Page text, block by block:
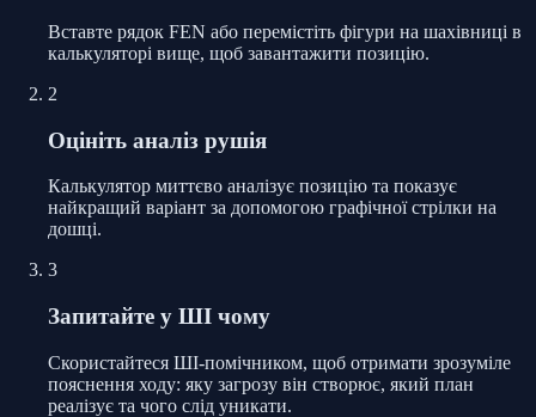
Вставте рядок FEN або перемістіть фігури на шахівниці в
калькуляторі вище, щоб завантажити позицію.
2
Оцініть аналіз рушія
Калькулятор миттєво аналізує позицію та показує
найкращий варіант за допомогою графічної стрілки на
дошці.
3
Запитайте у ШІ чому
Скористайтеся ШІ-помічником, щоб отримати зрозуміле
пояснення ходу: яку загрозу він створює, який план
реалізує та чого слід уникати.